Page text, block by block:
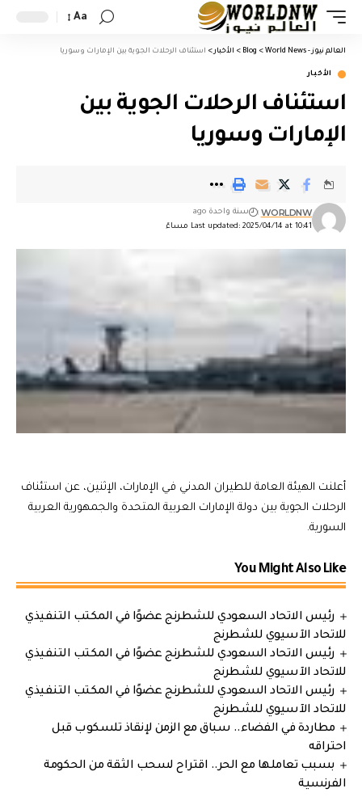
Aa
العالم نيوز - World News >
Blog
> الأخبار > استئناف الرحلات الجوية بين الإمارات وسوريا
الأخبار
استئناف الرحلات الجوية بين
الإمارات وسوريا
Last updated: 2025/04/14 at 10:41 مساءً
WORLDNW سنة واحدة ago
أعلنت الهيئة العامة للطيران المدني في الإمارات، الإثنين، عن استئناف
الرحلات الجوية بين دولة الإمارات العربية المتحدة والجمهورية العربية
السورية.
You Might Also Like
رئيس الاتحاد السعودي للشطرنج عضوًا في المكتب التنفيذي
للاتحاد الآسيوي للشطرنج
رئيس الاتحاد السعودي للشطرنج عضوًا في المكتب التنفيذي
للاتحاد الآسيوي للشطرنج
رئيس الاتحاد السعودي للشطرنج عضوًا في المكتب التنفيذي
للاتحاد الآسيوي للشطرنج
مطاردة في الفضاء.. سباق مع الزمن لإنقاذ تلسكوب قبل
احتراقه
بسبب تعاملها مع الحر.. اقتراح لسحب الثقة من الحكومة
الفرنسية